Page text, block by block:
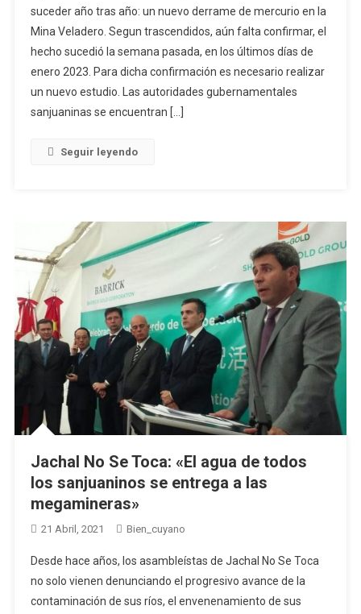
suceder año tras año: un nuevo derrame de mercurio en la
Mina Veladero. Segun trascendidos, aún falta confirmar, el
hecho sucedió la semana pasada, en los últimos días de
enero 2023. Para dicha confirmación es necesario realizar
un nuevo estudio. Las autoridades gubernamentales
sanjuaninas se encuentran […]
Seguir leyendo
Jachal No Se Toca: «El agua de todos
los sanjuaninos se entrega a las
megamineras»
21 Abril, 2021 Bien_cuyano
Desde hace años, los asambleístas de Jachal No Se Toca
no solo vienen denunciando el progresivo avance de la
contaminación de sus ríos, el envenenamiento de sus